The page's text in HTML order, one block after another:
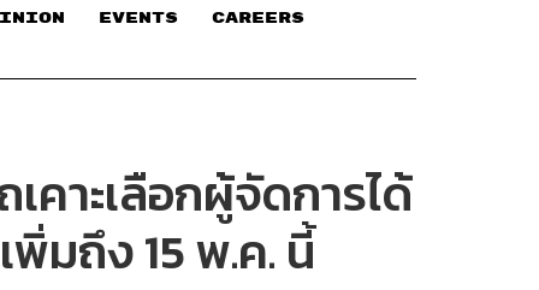
EVENTS CAREERS
คาะเลือกผู้จัดการได้
พิ่มถึง 15 พ.ค. นี้